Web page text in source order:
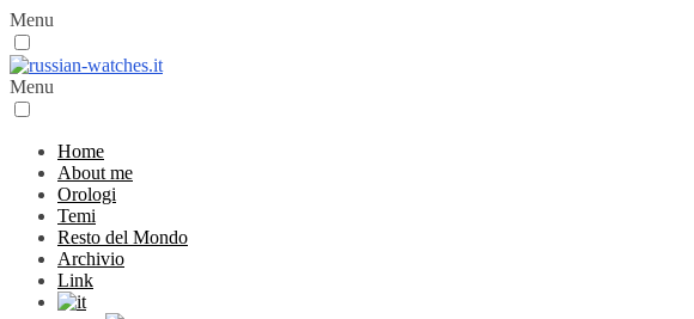
Menu
Menu
Home
About me
Orologi
Temi
Resto del Mondo
Archivio
Link